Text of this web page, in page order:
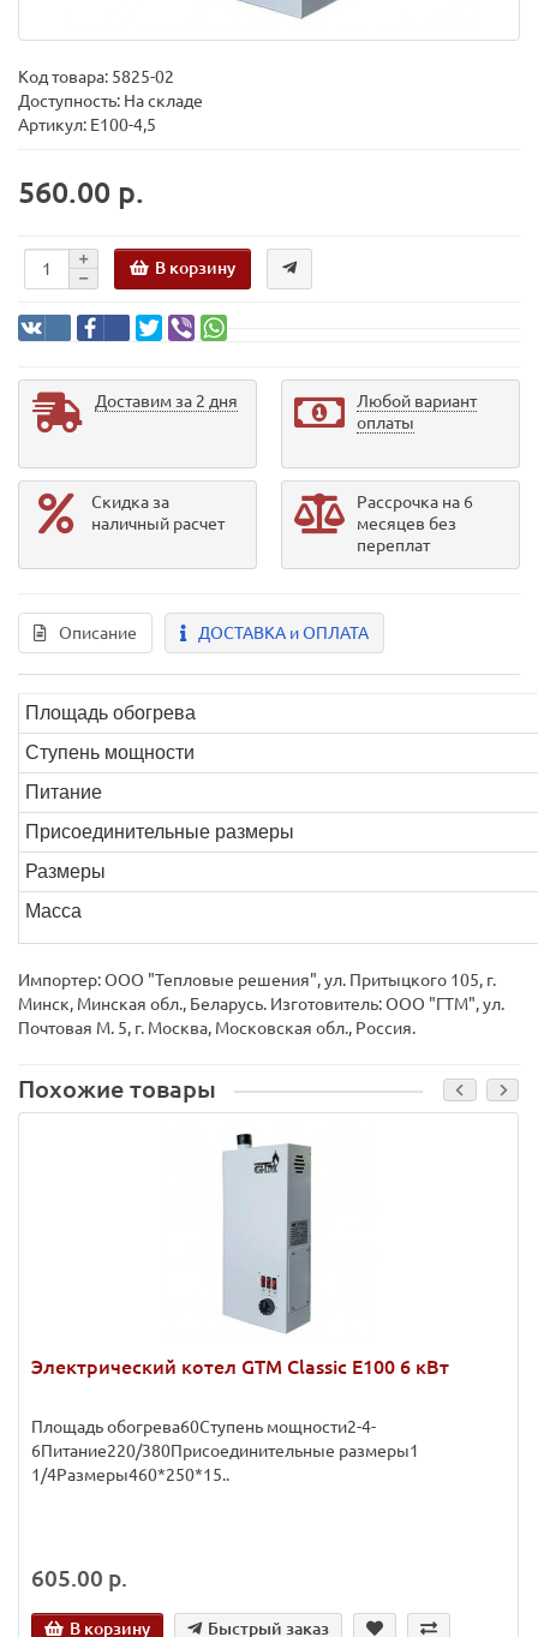
Код товара: 5825-02
Доступность: На складе
Артикул: E100-4,5
560.00 р.
В корзину
Доставим за 2 дня
Любой вариант
оплаты
Скидка за
наличный расчет
Рассрочка на 6
месяцев без
переплат
Описание ДОСТАВКА и ОПЛАТА
Площадь обогрева
Ступень мощности
Питание
Присоединительные размеры
Размеры
Масса
Импортер: ООО "Тепловые решения", ул. Притыцкого 105, г.
Минск, Минская обл., Беларусь. Изготовитель: OOO "ГТМ", ул.
Почтовая М. 5, г. Москва, Московская обл., Россия.
Похожие товары
Электрический котел GTM Classic E100 6 кВт
Площадь обогрева60Ступень мощности2-4-
6Питание220/380Присоединительные размеры1
1/4Размеры460*250*15..
605.00 р.
В корзину Быстрый заказ